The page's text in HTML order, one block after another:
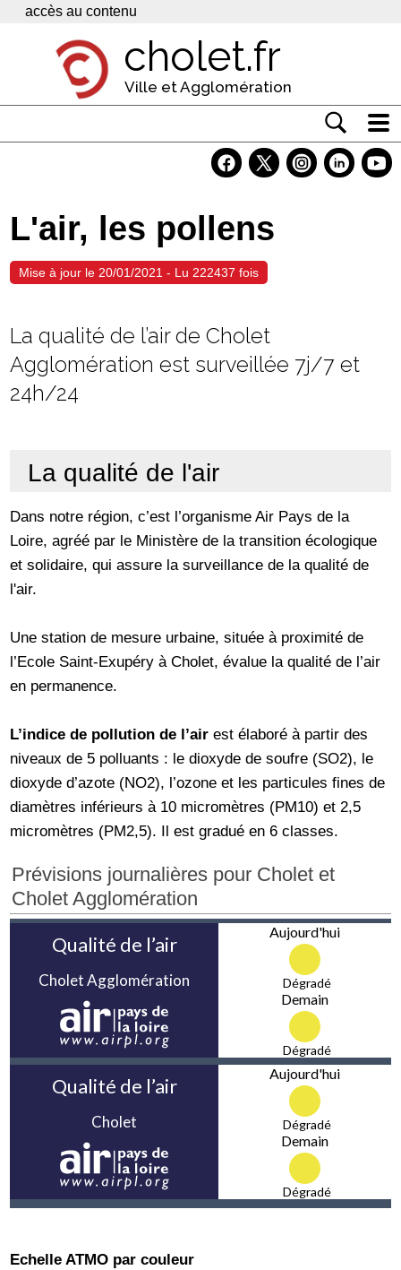
Panneau de gestion des cookies
accès au contenu
cholet.fr
Ville et Agglomération
Economie
Services
L'air, les pollens
Mise à jour le 20/01/2021 - Lu 222437 fois
La qualité de l’air de Cholet
Agglomération est surveillée 7j/7 et
24h/24
La qualité de l'air
Dans notre région, c’est l’organisme Air Pays de la
Loire, agréé par le Ministère de la transition écologique
et solidaire, qui assure la surveillance de la qualité de
l'air.
Une station de mesure urbaine, située à proximité de
l’Ecole Saint-Exupéry à Cholet, évalue la qualité de l’air
en permanence.
L’indice de pollution de l’air est élaboré à partir des
niveaux de 5 polluants : le dioxyde de soufre (SO2), le
dioxyde d’azote (NO2), l’ozone et les particules fines de
diamètres inférieurs à 10 micromètres (PM10) et 2,5
micromètres (PM2,5). Il est gradué en 6 classes.
Prévisions journalières pour Cholet et
Cholet Agglomération
Echelle ATMO par couleur